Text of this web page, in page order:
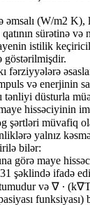
əmsalı (W/m2
sürətinə və
istilik
göstərilmişdir.
fərziyyələrə
və enerjinin
düsturla
hissəciyinin
şərtləri müvafiq
yalnız
bilər:
görə maye
şəklində ifadə
və ∇ ∙
funksiyası)